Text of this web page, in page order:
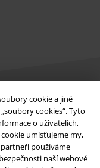
cookie a jiné
cookies“. Tyto
o uživatelích,
umísťujeme my,
používáme
naší webové